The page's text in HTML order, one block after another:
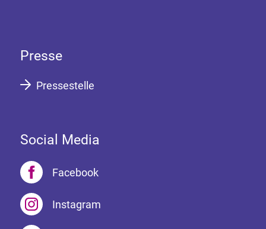
Presse
Pressestelle
Social Media
Facebook
Instagram